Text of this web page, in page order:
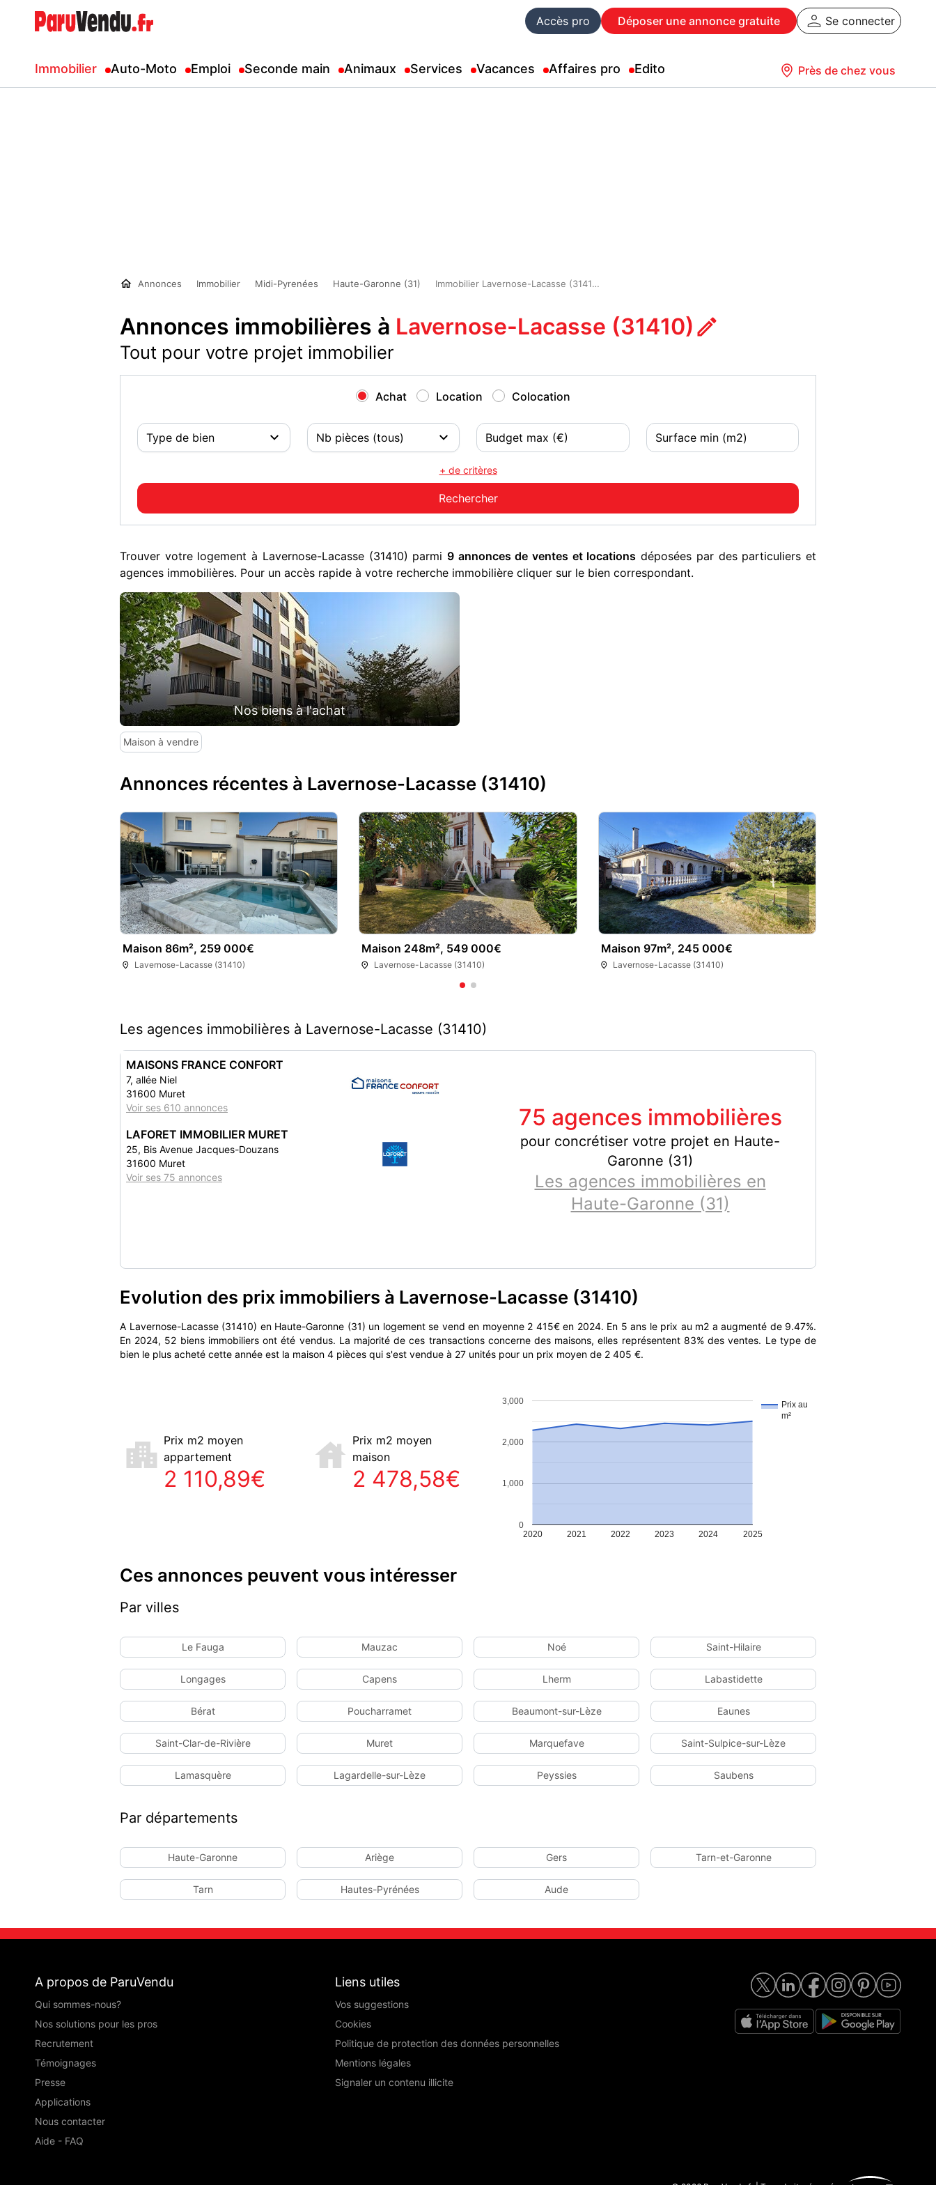
Accès pro Déposer une annonce gratuite Se connecter
Immobilier Auto-Moto Emploi Seconde main Animaux Services Vacances Affaires pro Edito Près de chez vous
Annonces Immobilier Midi-Pyrenées Haute-Garonne (31) Immobilier Lavernose-Lacasse (31410)
Annonces immobilières à Lavernose-Lacasse (31410)
Tout pour votre projet immobilier
Achat Location Colocation
+ de critères
Trouver votre logement à Lavernose-Lacasse (31410) parmi 9 annonces de ventes et locations déposées par des particuliers et
agences immobilières. Pour un accès rapide à votre recherche immobilière cliquer sur le bien correspondant.
Nos biens à l'achat
Maison à vendre
Annonces récentes à Lavernose-Lacasse (31410)
Maison 86m², 259 000€
Lavernose-Lacasse (31410)
Maison 248m², 549 000€
Lavernose-Lacasse (31410)
Maison 97m², 245 000€
Lavernose-Lacasse (31410)
Les agences immobilières à Lavernose-Lacasse (31410)
MAISONS FRANCE CONFORT
7, allée Niel
31600 Muret
Voir ses 610 annonces
LAFORET IMMOBILIER MURET
25, Bis Avenue Jacques-Douzans
31600 Muret
Voir ses 75 annonces
75 agences immobilières
pour concrétiser votre projet en Haute-
Garonne (31)
Les agences immobilières en
Haute-Garonne (31)
Evolution des prix immobiliers à Lavernose-Lacasse (31410)
A Lavernose-Lacasse (31410) en Haute-Garonne (31) un logement se vend en moyenne 2 415€ en 2024. En 5 ans le prix au m2 a augmenté de 9.47%.
En 2024, 52 biens immobiliers ont été vendus. La majorité de ces transactions concerne des maisons, elles représentent 83% des ventes. Le type de
bien le plus acheté cette année est la maison 4 pièces qui s'est vendue à 27 unités pour un prix moyen de 2 405 €.
Prix m2 moyen
appartement
2 110,89€
Prix m2 moyen
maison
2 478,58€
Prix au
m²
2020 2021 2022 2023 2024 2025
0
1,000
2,000
3,000
Ces annonces peuvent vous intéresser
Par villes
Le Fauga Mauzac Noé Saint-Hilaire
Longages Capens Lherm Labastidette
Bérat Poucharramet Beaumont-sur-Lèze Eaunes
Saint-Clar-de-Rivière Muret Marquefave Saint-Sulpice-sur-Lèze
Lamasquère Lagardelle-sur-Lèze Peyssies Saubens
Par départements
Haute-Garonne Ariège Gers Tarn-et-Garonne
Tarn Hautes-Pyrénées Aude
A propos de ParuVendu
Qui sommes-nous?
Nos solutions pour les pros
Recrutement
Témoignages
Presse
Applications
Nous contacter
Aide - FAQ
Liens utiles
Vos suggestions
Cookies
Politique de protection des données personnelles
Mentions légales
Signaler un contenu illicite